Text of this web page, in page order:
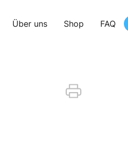
Über uns Shop FAQ